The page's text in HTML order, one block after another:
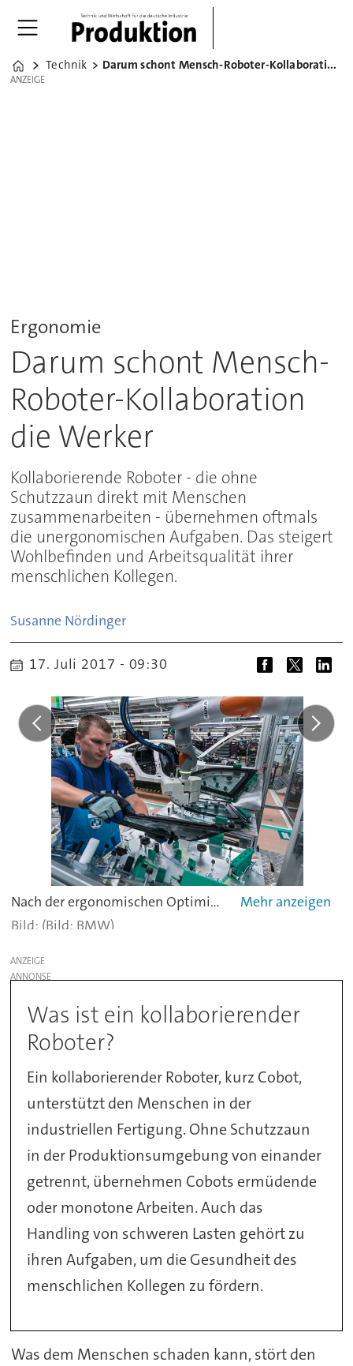
Home
Technik Darum schont Mensch-Roboter-Kollaboration die Werker
ANZEIGE
ANZEIGE
Ergonomie
Darum schont Mensch-
Roboter-Kollaboration
die Werker
Kollaborierende Roboter - die ohne
Schutzzaun direkt mit Menschen
zusammenarbeiten - übernehmen oftmals
die unergonomischen Aufgaben. Das steigert
Wohlbefinden und Arbeitsqualität ihrer
menschlichen Kollegen.
Susanne Nördinger
17. Juli 2017 - 09:30
Nach der ergonomischen Optimierung: In der Montage im BMW Group Werk Dingolfing wird der Klebstoff heute von einem kollaborierenden Roboter auf das Dreieckseitenfensteraufgetragen. -
(Bild: BMW)
ANZEIGE
Was ist ein kollaborierender
Roboter?
Ein kollaborierender Roboter, kurz Cobot,
unterstützt den Menschen in der
industriellen Fertigung. Ohne Schutzzaun
in der Produktionsumgebung von einander
getrennt, übernehmen Cobots ermüdende
oder monotone Arbeiten. Auch das
Handling von schweren Lasten gehört zu
ihren Aufgaben, um die Gesundheit des
menschlichen Kollegen zu fördern.
Was dem Menschen schaden kann, stört den